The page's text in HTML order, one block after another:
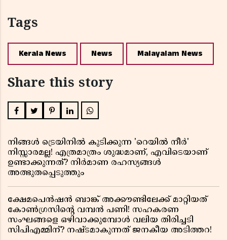
Tags
Kerala News News Malayalam News
Share this story
നിങ്ങൾ ട്രെയിനിൽ കുടിക്കുന്ന 'റെയിൽ നീർ'
നിസ്സാരമല്ല! എത്രമാത്രം ശുദ്ധമാണ്, എവിടെയാണ്
ഉണ്ടാക്കുന്നത്? നിർമാണ രഹസ്യങ്ങൾ
അത്ഭുതപ്പെടുത്തും
ക്ഷേമപെൻഷൻ ബാങ്ക് അക്കൗണ്ടിലേക്ക് മാറ്റിയത്
കോൺഗ്രസിന്റെ വമ്പൻ പണി! സഹകരണ
സംഘങ്ങളെ ഒഴിവാക്കുമ്പോൾ വലിയ തിരിച്ചടി
സിപിഎമ്മിന്? നഷ്ടമാകുന്നത് ജനകീയ അടിത്തറ!